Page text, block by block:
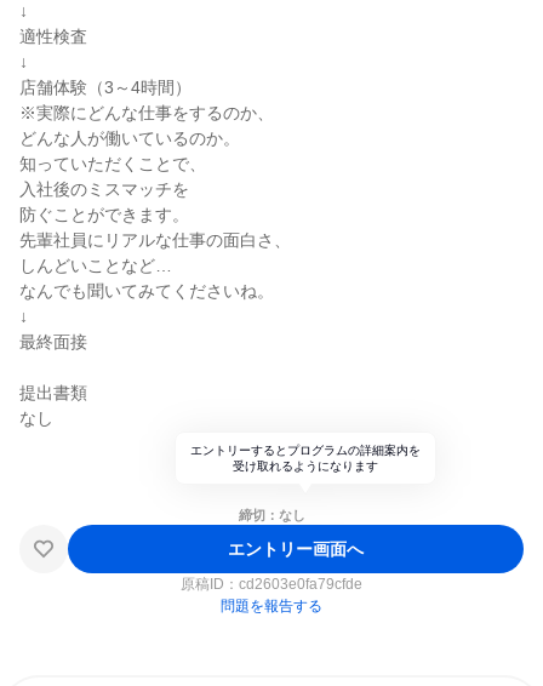
↓
適性検査
↓
店舗体験（3～4時間）
※実際にどんな仕事をするのか、
どんな人が働いているのか。
知っていただくことで、
入社後のミスマッチを
防ぐことができます。
先輩社員にリアルな仕事の面白さ、
しんどいことなど…
なんでも聞いてみてくださいね。
↓
最終面接
提出書類
なし
エントリーするとプログラムの詳細案内を
受け取れるようになります
締切：なし
エントリー画面へ
原稿ID： cd2603e0fa79cfde
問題を報告する